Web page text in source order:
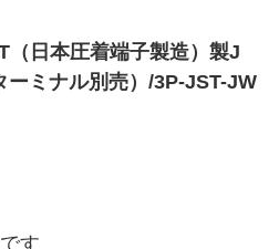
（日本圧着端子製造）製J
ーミナル別売）/3P-JST-JW
す